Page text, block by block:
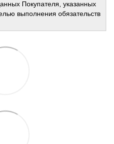
Покупателя, указанных
выполнения обязательств